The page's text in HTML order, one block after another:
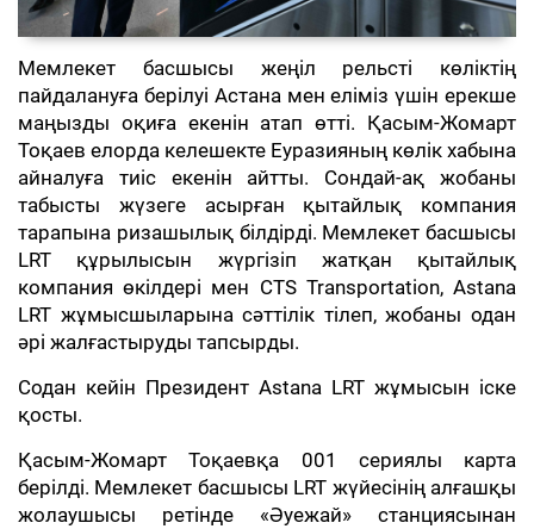
Мемлекет басшысы жеңіл рельсті көліктің
пайдалануға берілуі Астана мен еліміз үшін ерекше
маңызды оқиға екенін атап өтті. Қасым-Жомарт
Тоқаев елорда келешекте Еуразияның көлік хабына
айналуға тиіс екенін айтты. Сондай-ақ жобаны
табысты жүзеге асырған қытайлық компания
тарапына ризашылық білдірді. Мемлекет басшысы
LRT құрылысын жүргізіп жатқан қытайлық
компания өкілдері мен CTS Transportation, Astana
LRT жұмысшыларына сәттілік тілеп, жобаны одан
әрі жалғастыруды тапсырды.
Содан кейін Президент Astana LRT жұмысын іске
қосты.
Қасым-Жомарт Тоқаевқа 001 сериялы карта
берілді. Мемлекет басшысы LRT жүйесінің алғашқы
жолаушысы ретінде «Әуежай» станциясынан